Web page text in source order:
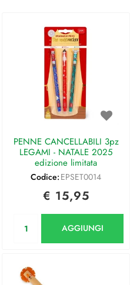
PENNE CANCELLABILI 3pz
LEGAMI - NATALE 2025
edizione limitata
Codice: EPSET0014
€ 15,95
AGGIUNGI